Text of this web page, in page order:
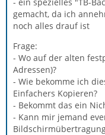
gemacht, da ich
noch alles drauf ist
Frage:
- Wo auf der alten
Adressen)?
- Wie bekomme ich
Einfachers Kopieren?
- Bekommt das ein
- Kann mir jemand